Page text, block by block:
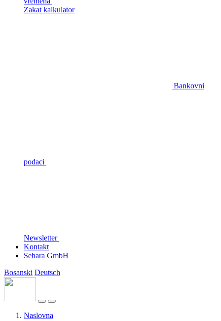
Zakat kalkulator
Bankovni
podaci
Newsletter
Kontakt
Sehara GmbH
Bosanski Deutsch
Naslovna